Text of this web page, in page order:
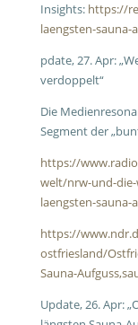
Insights: https://
laengsten-sauna-
pdate, 27. Apr:
verdoppelt“
Die
Segment der
https://
welt/nrw-und-
laengsten-
https://
ostfriesland/
Sauna-
Update, 26. Apr: